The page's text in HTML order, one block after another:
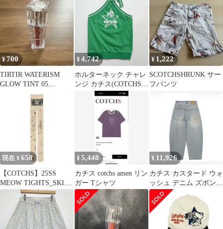
¥700
TIRTIR WATERISM
GLOW TINT 05
SCOTCHSHOT
¥4,742
ホルターネック チャレ
ンジ カチス(COTCHS)
COWGIRL HALTER
TOP ホルターネック ノ
ースリーブ 44
¥ 1,222
SCOTCHSHRUNK サー
フパンツ
現在 ¥ 650
【COTCHS】25SS
MEOW TIGHTS_SKIN
デザインストッキング
¥5,448
カチス cotchs amen リン
ガー Tシャツ
¥ 11,926
カチス カスタード ウォ
ッシュ デニム ズボン
M